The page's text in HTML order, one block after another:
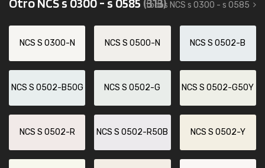
todos NCS s 0300 - s 0585
NCS S 0300-N NCS S 0500-N NCS S 0502-B
NCS S 0502-B50G NCS S 0502-G NCS S 0502-G50Y
NCS S 0502-R NCS S 0502-R50B NCS S 0502-Y